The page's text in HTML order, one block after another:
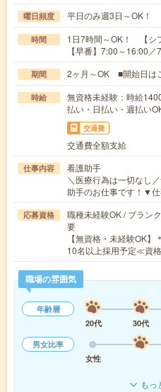
曜日頻度 平日のみ週3日～OK！
時間
1日7時間～OK！ 【シ
【早番】7:00～16:00
期間 2ヶ月～OK ■開始日は
時給
無資格未経験：時給
払い・日払い・週払い
交通費
交通費全額支給
仕事内容
看護助手
＼医療行為は一切なし
助手のお仕事です！▼
応募資格
職種未経験OK / ブラン
要
【無資格・未経験OK
10名以上採用予定≪資
職場の雰囲気
年齢層
20代
30代
男女比率
女性
もっ